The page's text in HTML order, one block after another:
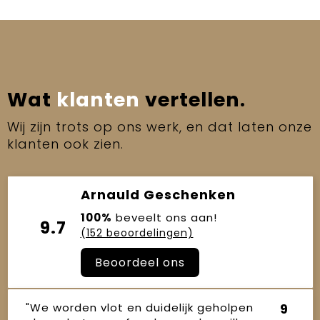
Wat klanten vertellen.
Wij zijn trots op ons werk, en dat laten onze
klanten ook zien.
9.7
Arnauld Geschenken
100% beveelt ons aan!
(152 beoordelingen)
Beoordeel ons
"We worden vlot en duidelijk geholpen
9